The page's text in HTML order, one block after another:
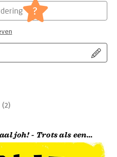
?
(2)
joh! - Trots als een...